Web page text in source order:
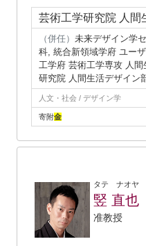
芸術工学研究院 人間
（併任） 未来デザイン学
科, 統合新領域学府 ユー
工学府 芸術工学専攻 人
研究院 人間生活デザイン
人文・社会 / デザイン学
寄附金
タテ ナオヤ
竪 直也
准教授